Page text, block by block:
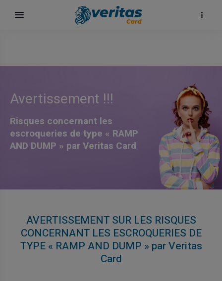
Avertissement !!!
Risques concernant les
escroqueries de type « RAMP
AND DUMP » par Veritas Card
AVERTISSEMENT SUR LES RISQUES
CONCERNANT LES ESCROQUERIES DE
TYPE « RAMP AND DUMP » par Veritas
Card